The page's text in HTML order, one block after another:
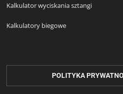
Kalkulator wyciskania sztangi
Kalkulatory biegowe
POLITYKA